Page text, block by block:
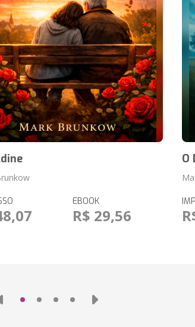
EBOOK
R$ 29,56
O